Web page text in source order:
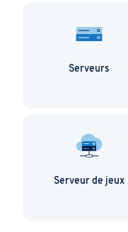
Serveurs
Serveur de jeux